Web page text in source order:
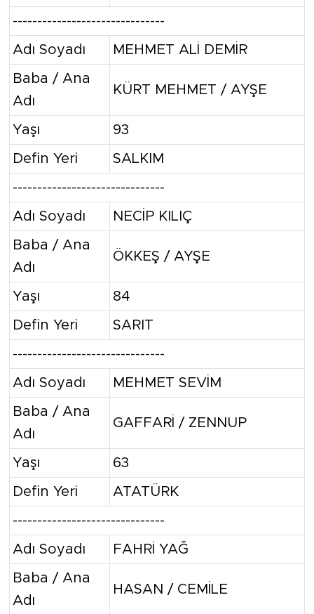
-------------------------------
Adı Soyadı MEHMET ALİ DEMİR
Baba / Ana
Adı
KÜRT MEHMET / AYŞE
Yaşı 93
Defin Yeri SALKIM
-------------------------------
Adı Soyadı NECİP KILIÇ
Baba / Ana
Adı
ÖKKEŞ / AYŞE
Yaşı 84
Defin Yeri SARIT
-------------------------------
Adı Soyadı MEHMET SEVİM
Baba / Ana
Adı
GAFFARİ / ZENNUP
Yaşı 63
Defin Yeri ATATÜRK
-------------------------------
Adı Soyadı FAHRİ YAĞ
Baba / Ana
Adı
HASAN / CEMİLE